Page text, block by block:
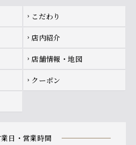
chevron_right こだわり
chevron_right 店内紹介
chevron_right 店舗情報・地図
chevron_right クーポン
営業日・営業時間